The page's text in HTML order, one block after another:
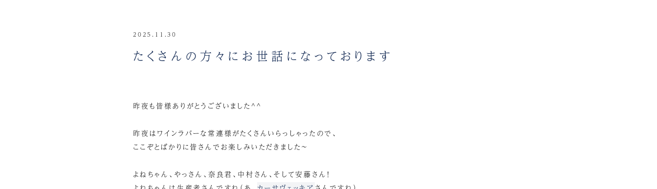
2025.11.30
たくさんの方々にお世話になっております
昨夜も皆様ありがとうございました^^
昨夜はワインラバーな常連様がたくさんいらっしゃったので、
ここぞとばかりに皆さんでお楽しみいただきました～
よねちゃん、やっさん、奈良君、中村さん、そして安藤さん！